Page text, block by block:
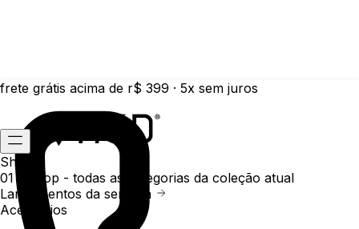
frete grátis acima de r$ 399 · 5x sem juros
Shop
01 /
Shop - todas as categorias da coleção atual
Lançamentos da semana
Acessórios